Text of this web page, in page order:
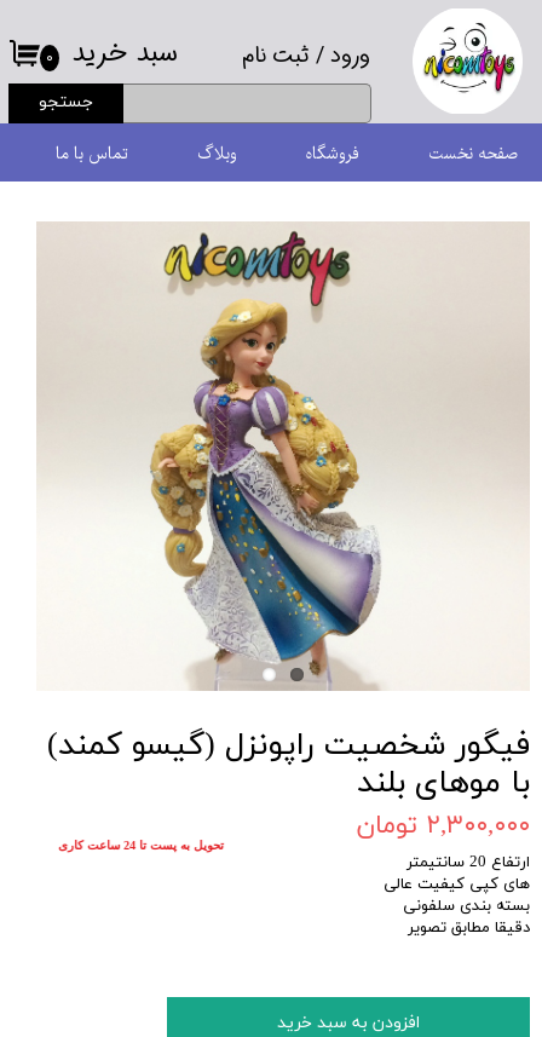
ورود/ ثبت نام
حساب کاربری من
تغییر گذر واژه
سفارشات
جستجو
۰ سبد خرید
صفحه نخست فروشگاه وبلاگ تماس با ما
فیگور شخصیت راپونزل (گیسو کمند)
با موهای بلند
۲,۳۰۰,۰۰۰ تومان
ارتفاع 20 سانتیمتر
های کپی کیفیت عالی
بسته بندی سلفونی
دقیقا مطابق تصویر
افزودن به سبد خرید
تحویل به پست تا 24 ساعت کاری